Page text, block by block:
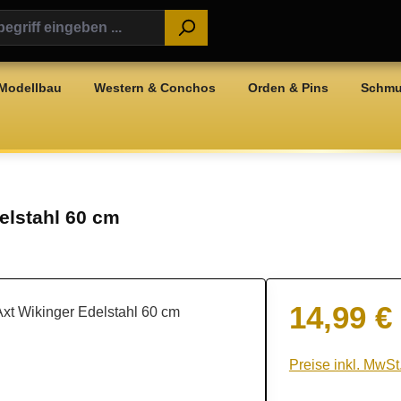
Western & Conchos Orden & Pins
60 cm
Regulärer Preis:
14,99 €
Preise inkl.